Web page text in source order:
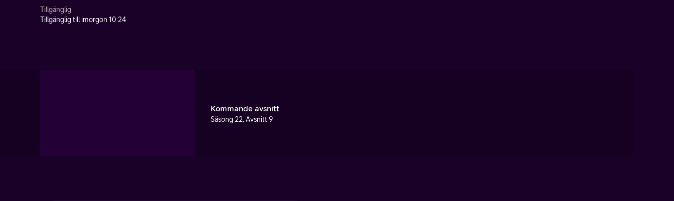
Tillgänglig
Tillgänglig till imorgon 10:24
Kommande avsnitt
Säsong 22, Avsnitt 9